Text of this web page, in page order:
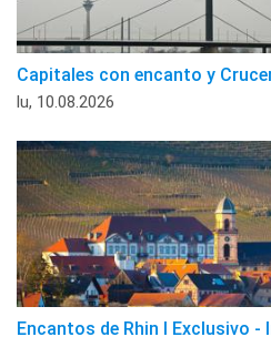
Capitales con encanto y
lu, 10.08.2026
Encantos de Rhin I Exclusivo